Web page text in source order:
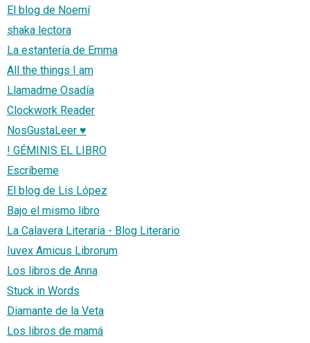
El blog de Noemí
shaka lectora
La estantería de Emma
All the things I am
Llamadme Osadía
Clockwork Reader
NosGustaLeer ♥
! GÉMINIS EL LIBRO
Escríbeme
El blog de Lis López
Bajo el mismo libro
La Calavera Literaria - Blog Literario
Iuvex Amicus Librorum
Los libros de Anna
Stuck in Words
Diamante de la Veta
Los libros de mamá